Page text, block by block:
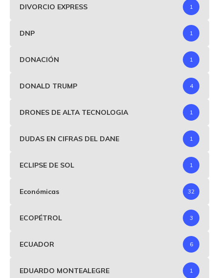
DIVORCIO EXPRESS 1
DNP 1
DONACIÓN 1
DONALD TRUMP 4
DRONES DE ALTA TECNOLOGIA 1
DUDAS EN CIFRAS DEL DANE 1
ECLIPSE DE SOL 1
Económicas 32
ECOPÉTROL 3
ECUADOR 6
EDUARDO MONTEALEGRE 1